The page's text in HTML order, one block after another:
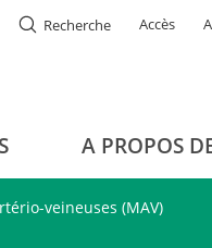
Recherche Accès
A PROPOS
veineuses (MAV)